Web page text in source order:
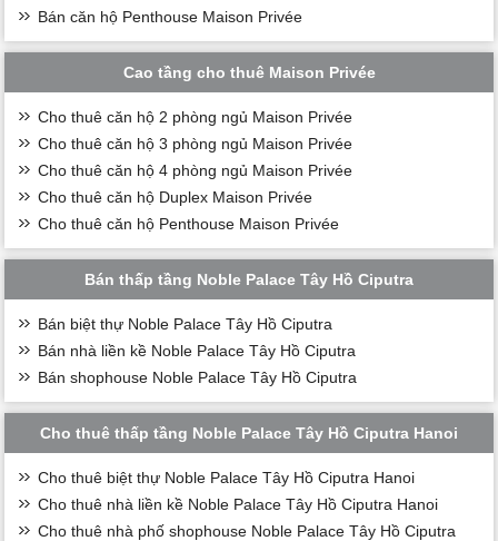
Bán căn hộ Penthouse Maison Privée
Cao tầng cho thuê Maison Privée
Cho thuê căn hộ 2 phòng ngủ Maison Privée
Cho thuê căn hộ 3 phòng ngủ Maison Privée
Cho thuê căn hộ 4 phòng ngủ Maison Privée
Cho thuê căn hộ Duplex Maison Privée
Cho thuê căn hộ Penthouse Maison Privée
Bán thấp tầng Noble Palace Tây Hồ Ciputra
Bán biệt thự Noble Palace Tây Hồ Ciputra
Bán nhà liền kề Noble Palace Tây Hồ Ciputra
Bán shophouse Noble Palace Tây Hồ Ciputra
Cho thuê thấp tầng Noble Palace Tây Hồ Ciputra Hanoi
Cho thuê biệt thự Noble Palace Tây Hồ Ciputra Hanoi
Cho thuê nhà liền kề Noble Palace Tây Hồ Ciputra Hanoi
Cho thuê nhà phố shophouse Noble Palace Tây Hồ Ciputra